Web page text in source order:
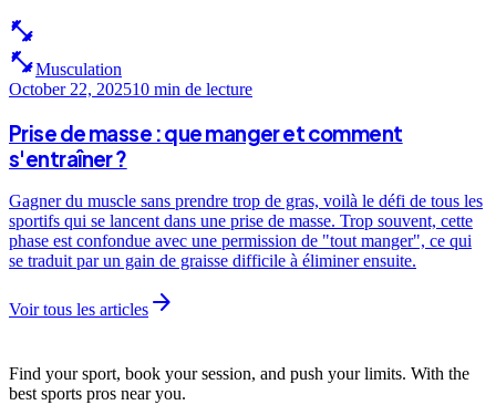
fitness_center
fitness_centerMusculation
October 22, 202510 min de lecture
Prise de masse : que manger et comment
s'entraîner ?
Gagner du muscle sans prendre trop de gras, voilà le défi de tous les
sportifs qui se lancent dans une prise de masse. Trop souvent, cette
phase est confondue avec une permission de "tout manger", ce qui
se traduit par un gain de graisse difficile à éliminer ensuite.
Voir tous les articles arrow_forward
Find your sport, book your session, and push your limits. With the
best sports pros near you.